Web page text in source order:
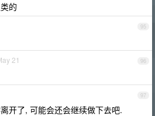
的
95
96
21
97
开了, 可能会还会继续做下去吧.